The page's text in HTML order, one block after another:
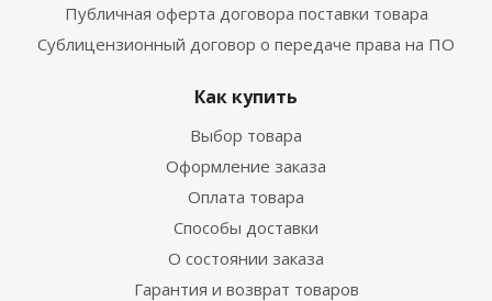
Публичная оферта договора поставки товара
Сублицензионный договор о передаче права на ПО
Как купить
Выбор товара
Оформление заказа
Оплата товара
Способы доставки
О состоянии заказа
Гарантия и возврат товаров